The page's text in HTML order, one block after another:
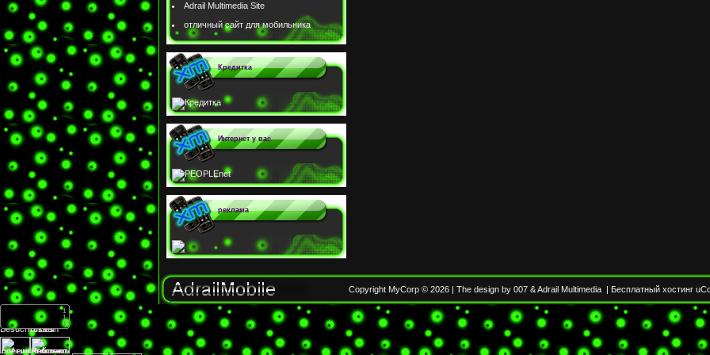
Adrail Multimedia Site
отличный сайт для мобильника
Кредитка
Интернет у вас
реклама
Copyright MyCorp © 2026 | The design by 007 &Adrail Multimedia | Бесплатный хостинг